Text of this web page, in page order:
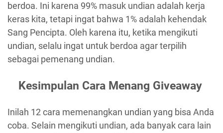
berdoa. Ini karena 99% masuk undian adalah kerja
keras kita, tetapi ingat bahwa 1% adalah kehendak
Sang Pencipta. Oleh karena itu, ketika mengikuti
undian, selalu ingat untuk berdoa agar terpilih
sebagai pemenang undian.
Kesimpulan Cara Menang Giveaway
Inilah 12 cara memenangkan undian yang bisa Anda
coba. Selain mengikuti undian, ada banyak cara lain